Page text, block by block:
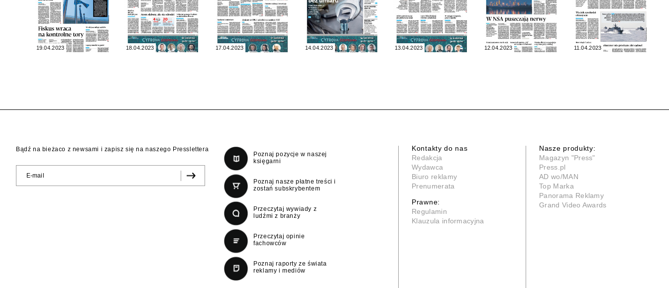
19.04.2023 18.04.2023 17.04.2023 14.04.2023 13.04.2023 12.04.2023 11.04.2023
Bądź na bieżaco z newsami i zapisz się na naszego Presslettera
Poznaj pozycje w naszej
księgarni
Poznaj nasze płatne treści i
zostań subskrybentem
Przeczytaj wywiady z
ludźmi z branży
Przeczytaj opinie
fachowców
Poznaj raporty ze świata
reklamy i mediów
Kontakty do nas
Redakcja
Wydawca
Biuro reklamy
Prenumerata
Prawne:
Regulamin
Klauzula informacyjna
Nasze produkty:
Magazyn "Press"
Press.pl
AD wo/MAN
Top Marka
Panorama Reklamy
Grand Video Awards